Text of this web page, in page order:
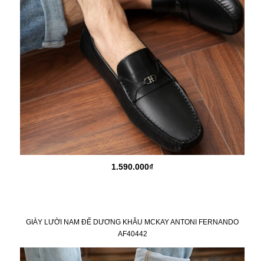
1.590.000₫
GIÀY LƯỜI NAM ĐẾ DƯƠNG KHÂU MCKAY ANTONI FERNANDO
AF40442